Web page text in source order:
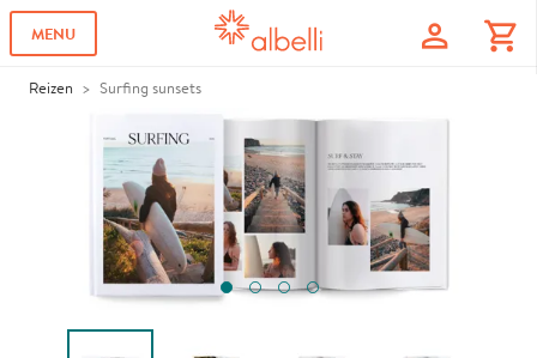
MENU profile shopping_cart
Reizen Surfing sunsets